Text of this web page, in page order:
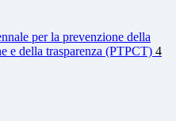
per la prevenzione della
e della trasparenza (PTPCT) 4